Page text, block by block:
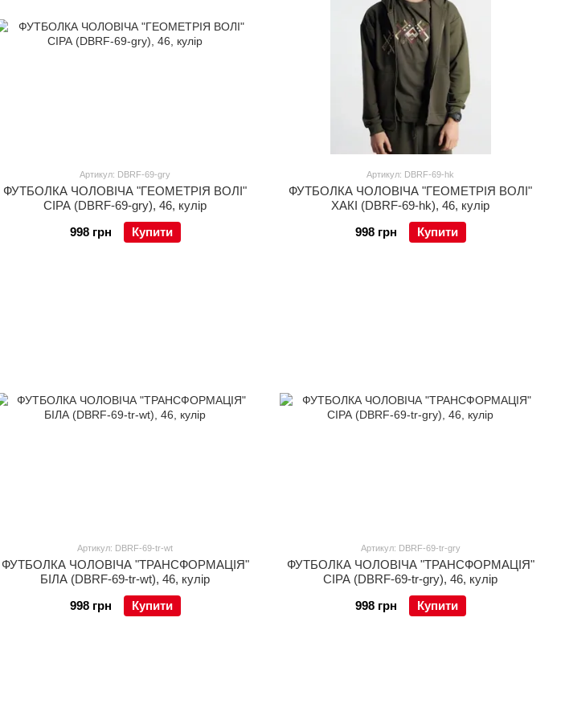
Артикул: DBRF-69-gry
ФУТБОЛКА ЧОЛОВІЧА "ГЕОМЕТРІЯ ВОЛІ"
СІРА (DBRF-69-gry), 46, кулір
998 грн
Купити
Артикул: DBRF-69-hk
ФУТБОЛКА ЧОЛОВІЧА "ГЕОМЕТРІЯ ВОЛІ"
ХАКІ (DBRF-69-hk), 46, кулір
998 грн
Купити
Артикул: DBRF-69-tr-wt
ФУТБОЛКА ЧОЛОВІЧА "ТРАНСФОРМАЦІЯ"
БІЛА (DBRF-69-tr-wt), 46, кулір
998 грн
Купити
Артикул: DBRF-69-tr-gry
ФУТБОЛКА ЧОЛОВІЧА "ТРАНСФОРМАЦІЯ"
СІРА (DBRF-69-tr-gry), 46, кулір
998 грн
Купити